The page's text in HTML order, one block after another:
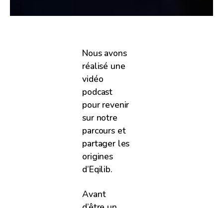
Nous avons
réalisé une
vidéo
podcast
pour revenir
sur notre
parcours et
partager les
origines
d’Eqilib.
Avant